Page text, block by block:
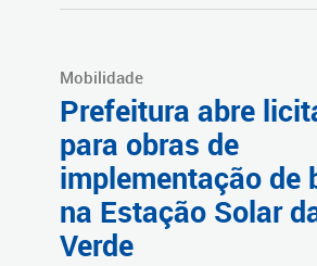
Mobilidade
Prefeitura abre
para obras de
implementação de
na Estação Solar
Verde